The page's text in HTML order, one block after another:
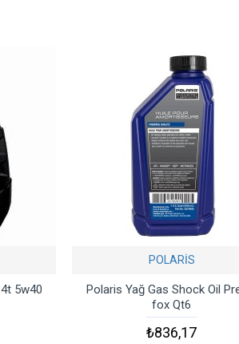
5w40
POLARİS
Polaris Yağ Gas Shock Oil
fox Qt6
₺836,17